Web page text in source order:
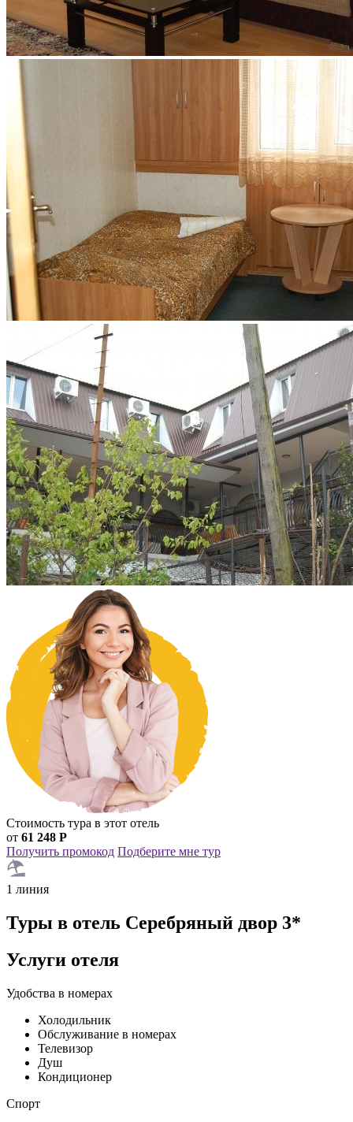
Стоимость тура в этот отель
от 61 248 Р
Получить промокод Подберите мне тур
1 линия
Туры в отель Серебряный двор 3*
Услуги отеля
Удобства в номерах
Холодильник
Обслуживание в номерах
Телевизор
Душ
Кондиционер
Спорт